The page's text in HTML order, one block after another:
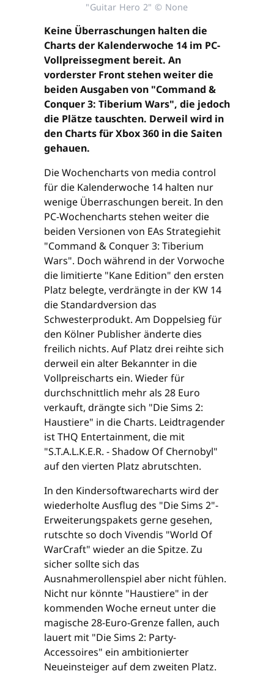
"Guitar Hero 2" © None
Keine Überraschungen halten die
Charts der Kalenderwoche 14 im PC-
Vollpreissegment bereit. An
vorderster Front stehen weiter die
beiden Ausgaben von "Command &
Conquer 3: Tiberium Wars", die jedoch
die Plätze tauschten. Derweil wird in
den Charts für Xbox 360 in die Saiten
gehauen.
Die Wochencharts von media control
für die Kalenderwoche 14 halten nur
wenige Überraschungen bereit. In den
PC-Wochencharts stehen weiter die
beiden Versionen von EAs Strategiehit
"Command & Conquer 3: Tiberium
Wars". Doch während in der Vorwoche
die limitierte "Kane Edition" den ersten
Platz belegte, verdrängte in der KW 14
die Standardversion das
Schwesterprodukt. Am Doppelsieg für
den Kölner Publisher änderte dies
freilich nichts. Auf Platz drei reihte sich
derweil ein alter Bekannter in die
Vollpreischarts ein. Wieder für
durchschnittlich mehr als 28 Euro
verkauft, drängte sich "Die Sims 2:
Haustiere" in die Charts. Leidtragender
ist THQ Entertainment, die mit
"S.T.A.L.K.E.R. - Shadow Of Chernobyl"
auf den vierten Platz abrutschten.
In den Kindersoftwarecharts wird der
wiederholte Ausflug des "Die Sims 2"-
Erweiterungspakets gerne gesehen,
rutschte so doch Vivendis "World Of
WarCraft" wieder an die Spitze. Zu
sicher sollte sich das
Ausnahmerollenspiel aber nicht fühlen.
Nicht nur könnte "Haustiere" in der
kommenden Woche erneut unter die
magische 28-Euro-Grenze fallen, auch
lauert mit "Die Sims 2: Party-
Accessoires" ein ambitionierter
Neueinsteiger auf dem zweiten Platz.